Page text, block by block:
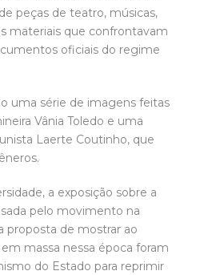
peças de teatro, músicas,
materiais que confrontavam
oficiais do regime
uma série de imagens feitas
Vânia Toledo e uma
Laerte Coutinho, que
a exposição sobre a
pelo movimento na
proposta de mostrar ao
massa nessa época foram
do Estado para reprimir